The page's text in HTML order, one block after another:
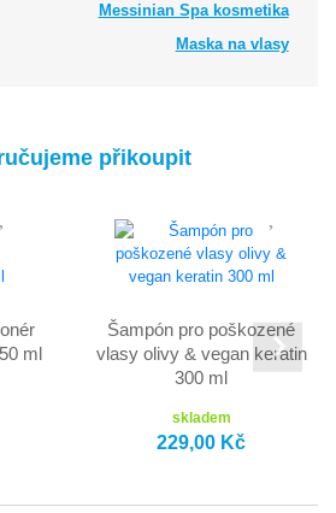
Messinian Spa kosmetika
Maska na vlasy
přikoupit
ml
Šampón pro poškozené
vlasy olivy & vegan keratin
300 ml
skladem
229,00 Kč